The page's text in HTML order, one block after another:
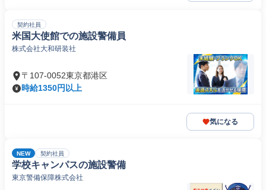
契約社員
米国大使館での施設警備員
株式会社大和研装社
〒107-0052東京都港区
時給1350円以上
気になる
NEW 契約社員
学校キャンパスの施設警備
東京警備保障株式会社